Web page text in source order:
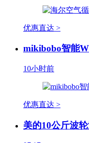
优惠直达 >
mikibobo智能
10小时前
优惠直达 >
美的10公斤波